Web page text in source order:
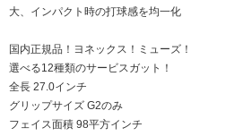
大、インパクト時の打球感を均一化
国内正規品！ヨネックス！ミューズ！
選べる12種類のサービスガット！
全長 27.0インチ
グリップサイズ G2のみ
フェイス面積 98平方インチ